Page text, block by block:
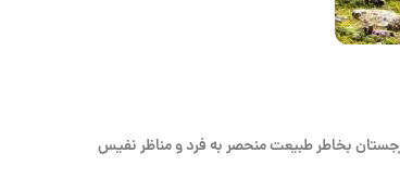
بخاطر طبیعت منحصر به فرد و مناظر نفیس